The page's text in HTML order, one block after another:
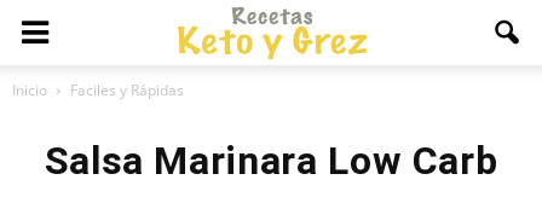
Inicio Faciles y Rápidas
Salsa Marinara Low Carb